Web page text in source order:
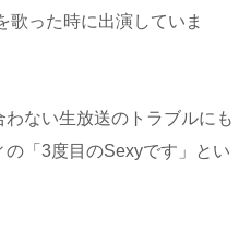
歌った時に出演していま
ない生放送のトラブルにも
「3度目のSexyです」とい